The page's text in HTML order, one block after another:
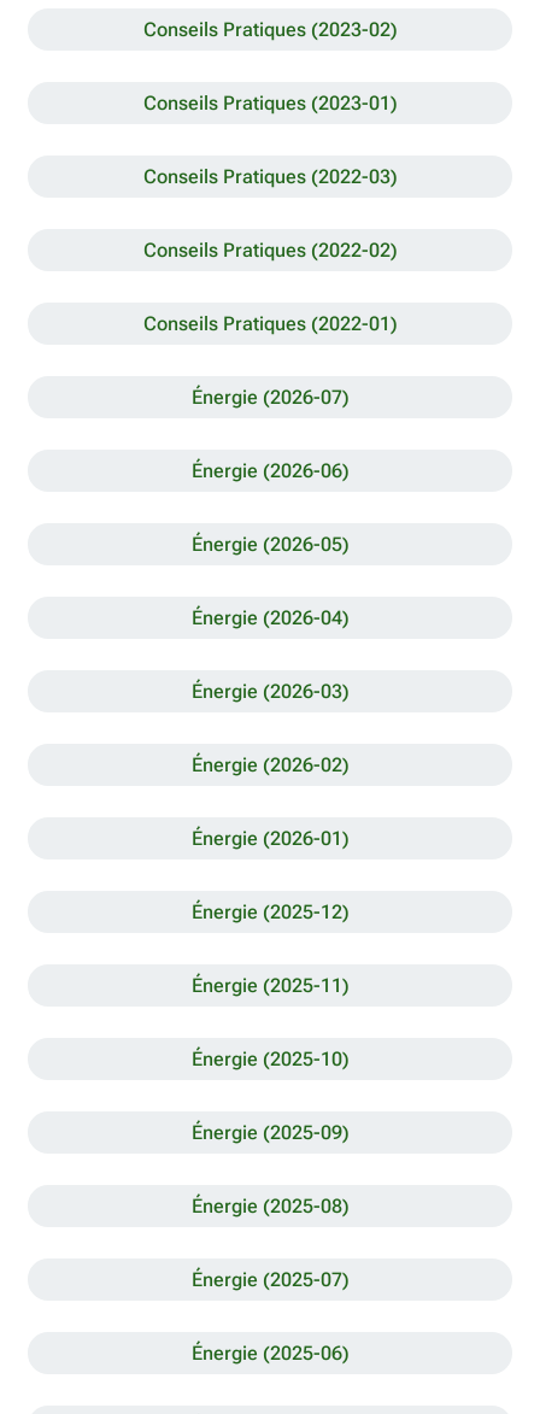
Conseils Pratiques (2023-02)
Conseils Pratiques (2023-01)
Conseils Pratiques (2022-03)
Conseils Pratiques (2022-02)
Conseils Pratiques (2022-01)
Énergie (2026-07)
Énergie (2026-06)
Énergie (2026-05)
Énergie (2026-04)
Énergie (2026-03)
Énergie (2026-02)
Énergie (2026-01)
Énergie (2025-12)
Énergie (2025-11)
Énergie (2025-10)
Énergie (2025-09)
Énergie (2025-08)
Énergie (2025-07)
Énergie (2025-06)